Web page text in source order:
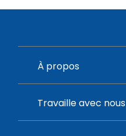
À propos
Travaille avec nous